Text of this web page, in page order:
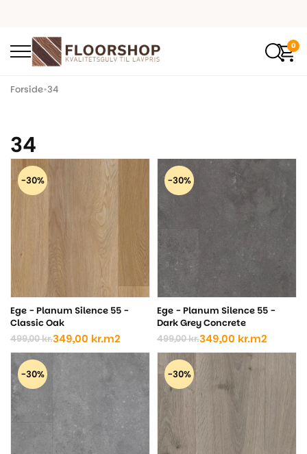
0
Forside•34
34
-30%
Ege - Planum Silence 55 -
Classic Oak
499,00kr.
Den
oprindelige
pris
var:
499,00 kr..
349,00 kr.
Den
aktuelle
pris
er:
349,00 kr..
m2
-30%
Ege - Planum Silence 55 -
Dark Grey Concrete
499,00kr.
Den
oprindelige
pris
var:
499,00 kr..
349,00 kr.
Den
aktuelle
pris
er:
349,00 kr..
m2
-30% -30%